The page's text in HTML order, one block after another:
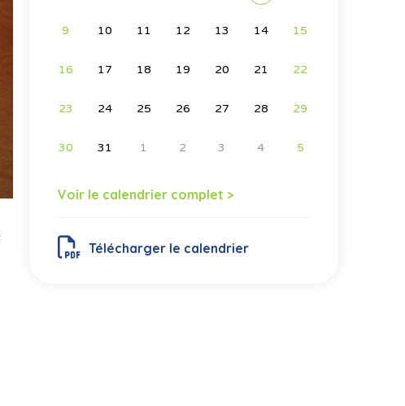
9 10 11 12 13 14 15
16 17 18 19 20 21 22
23 24 25 26 27 28 29
30 31 1 2 3 4 5
Voir le calendrier complet >
Télécharger le calendrier